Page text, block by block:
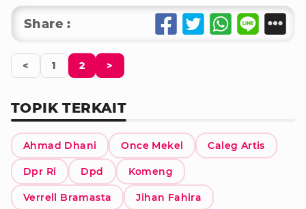
Share :
< 1 2 >
TOPIK TERKAIT
Ahmad Dhani Once Mekel Caleg Artis
Dpr Ri Dpd Komeng
Verrell Bramasta Jihan Fahira